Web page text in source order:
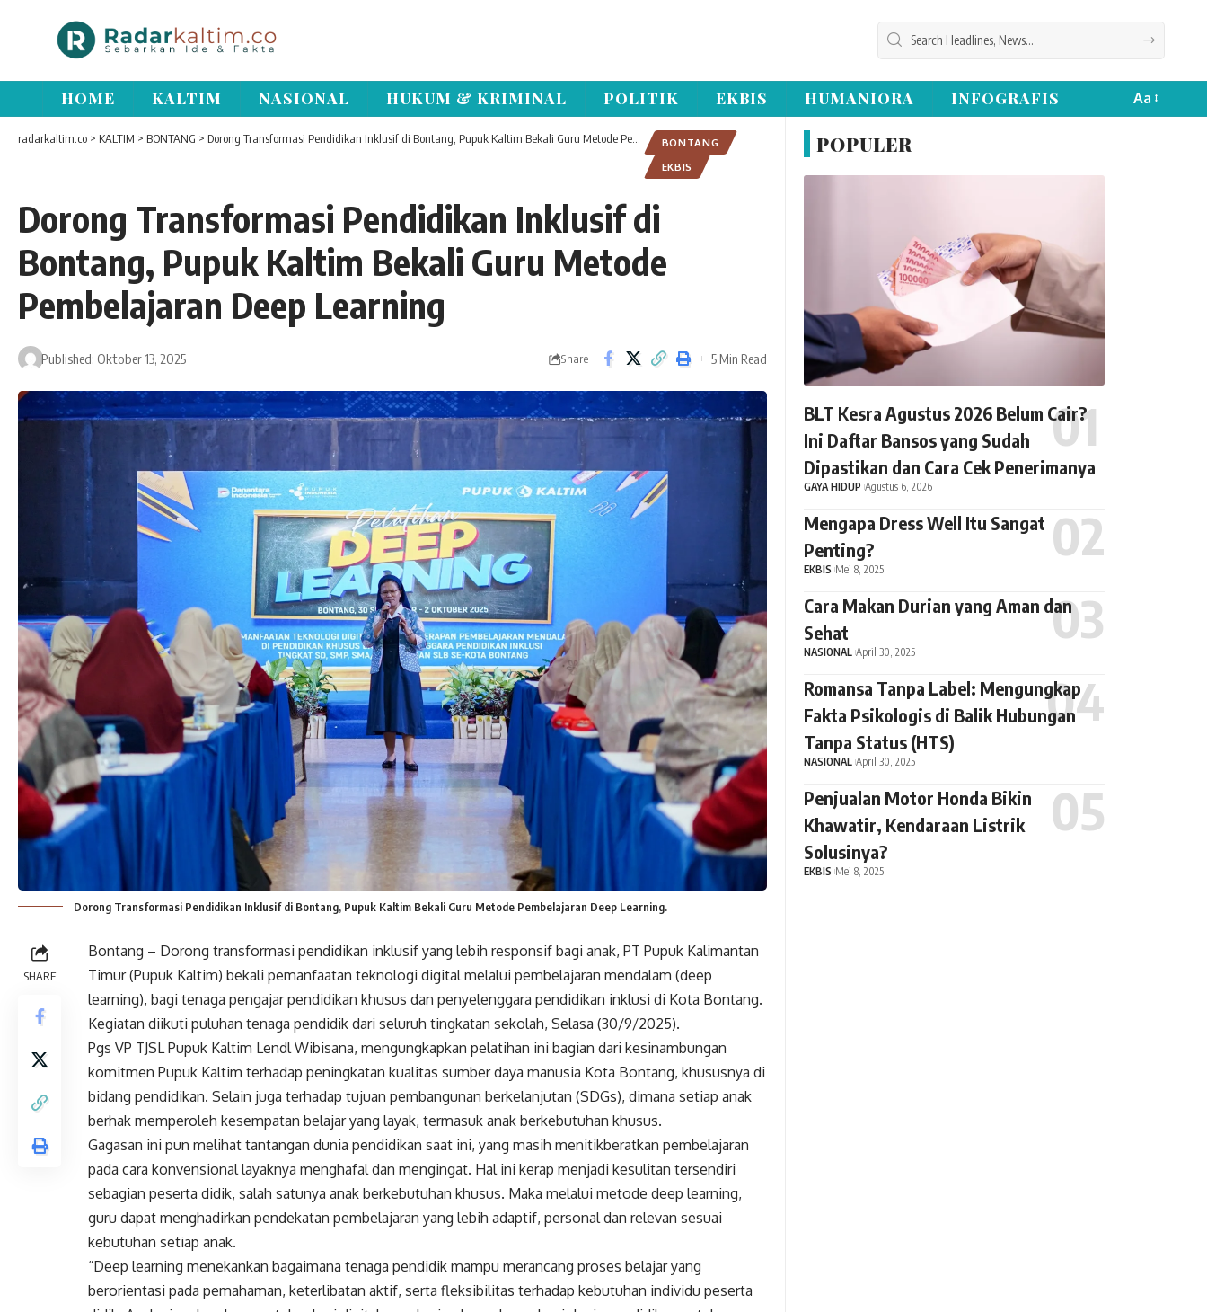
HOME KALTIM NASIONAL HUKUM & KRIMINAL POLITIK EKBIS HUMANIORA INFOGRAFIS Aa
radarkaltim.co > KALTIM > BONTANG > Dorong Transformasi Pendidikan Inklusif di Bontang, Pupuk Kaltim Bekali Guru Metode Pembelajaran Deep Learning
BONTANG
EKBIS
Dorong Transformasi Pendidikan Inklusif di
Bontang, Pupuk Kaltim Bekali Guru Metode
Pembelajaran Deep Learning
Published: Oktober 13, 2025 Share 5 Min Read
Dorong Transformasi Pendidikan Inklusif di Bontang, Pupuk Kaltim Bekali Guru Metode Pembelajaran Deep Learning.
SHARE
Bontang – Dorong transformasi pendidikan inklusif yang lebih responsif bagi anak, PT Pupuk Kalimantan
Timur (Pupuk Kaltim) bekali pemanfaatan teknologi digital melalui pembelajaran mendalam (deep
learning), bagi tenaga pengajar pendidikan khusus dan penyelenggara pendidikan inklusi di Kota Bontang.
Kegiatan diikuti puluhan tenaga pendidik dari seluruh tingkatan sekolah, Selasa (30/9/2025).
Pgs VP TJSL Pupuk Kaltim Lendl Wibisana, mengungkapkan pelatihan ini bagian dari kesinambungan
komitmen Pupuk Kaltim terhadap peningkatan kualitas sumber daya manusia Kota Bontang, khususnya di
bidang pendidikan. Selain juga terhadap tujuan pembangunan berkelanjutan (SDGs), dimana setiap anak
berhak memperoleh kesempatan belajar yang layak, termasuk anak berkebutuhan khusus.
Gagasan ini pun melihat tantangan dunia pendidikan saat ini, yang masih menitikberatkan pembelajaran
pada cara konvensional layaknya menghafal dan mengingat. Hal ini kerap menjadi kesulitan tersendiri
sebagian peserta didik, salah satunya anak berkebutuhan khusus. Maka melalui metode deep learning,
guru dapat menghadirkan pendekatan pembelajaran yang lebih adaptif, personal dan relevan sesuai
kebutuhan setiap anak.
“Deep learning menekankan bagaimana tenaga pendidik mampu merancang proses belajar yang
berorientasi pada pemahaman, keterlibatan aktif, serta fleksibilitas terhadap kebutuhan individu peserta
POPULER
BLT Kesra Agustus 2026 Belum Cair?
Ini Daftar Bansos yang Sudah
Dipastikan dan Cara Cek Penerimanya
GAYA HIDUP Agustus 6, 2026
Mengapa Dress Well Itu Sangat
Penting?
EKBIS Mei 8, 2025
Cara Makan Durian yang Aman dan
Sehat
NASIONAL April 30, 2025
Romansa Tanpa Label: Mengungkap
Fakta Psikologis di Balik Hubungan
Tanpa Status (HTS)
NASIONAL April 30, 2025
Penjualan Motor Honda Bikin
Khawatir, Kendaraan Listrik
Solusinya?
EKBIS Mei 8, 2025